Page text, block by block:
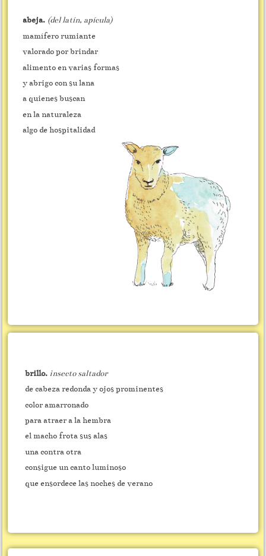
abeja. (del latín, apícula)
mamífero rumiante
valorado por brindar
alimento en varias formas
y abrigo con su lana
a quienes buscan
en la naturaleza
algo de hospitalidad
brillo. insecto saltador
de cabeza redonda y ojos prominentes
color amarronado
para atraer a la hembra
el macho frota sus alas
una contra otra
consigue un canto luminoso
que ensordece las noches de verano